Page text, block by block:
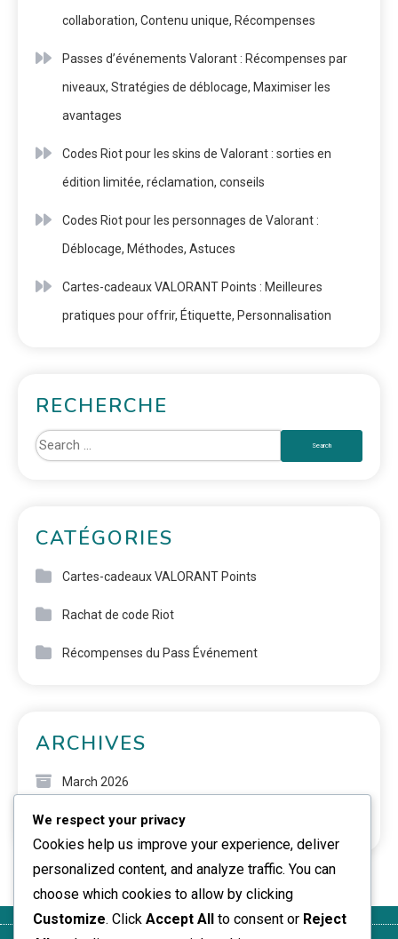
collaboration, Contenu unique, Récompenses
Passes d’événements Valorant : Récompenses par
niveaux, Stratégies de déblocage, Maximiser les
avantages
Codes Riot pour les skins de Valorant : sorties en
édition limitée, réclamation, conseils
Codes Riot pour les personnages de Valorant :
Déblocage, Méthodes, Astuces
Cartes-cadeaux VALORANT Points : Meilleures
pratiques pour offrir, Étiquette, Personnalisation
RECHERCHE
CATÉGORIES
Cartes-cadeaux VALORANT Points
Rachat de code Riot
Récompenses du Pass Événement
ARCHIVES
March 2026
February 2026
We respect your privacy
Cookies help us improve your experience, deliver
personalized content, and analyze traffic. You can
choose which cookies to allow by clicking
Customize. Click Accept All to consent or Reject